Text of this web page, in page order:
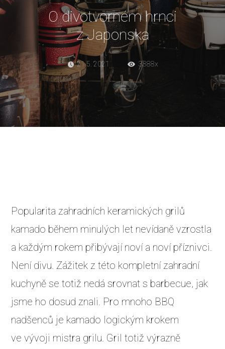
O divotvorném hrnci
z Japonska
21.5. 2021 3388x
Popularita zahradních keramických grilů
kamado během minulých let nevídaně vzrostla
a každým rokem přibývají noví a noví příznivci.
Není divu. Zážitek z této kompletní zahradní
kuchyně se totiž nedá srovnat s barbecue, jak
jsme ho dosud znali. Pro mnoho BBQ
nadšenců je kamado logickým krokem
ve vývoji mistra grilu. Gril totiž výrazně